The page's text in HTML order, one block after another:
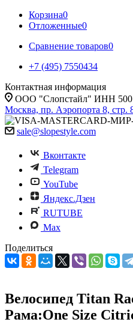
Корзина0
Отложенные0
Сравнение товаров0
+7 (495) 7550434
Контактная информация
ООО "Слопстайл" ИНН
Москва, пр. Аэропорта 8, стр.
sale@slopestyle.com
Вконтакте
Telegram
YouTube
Яндекс.Дзен
RUTUBE
Max
Поделиться
Велосипед Titan
Рама:One Size